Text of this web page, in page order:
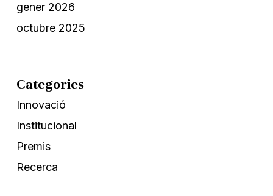
gener 2026
octubre 2025
Categories
Innovació
Institucional
Premis
Recerca